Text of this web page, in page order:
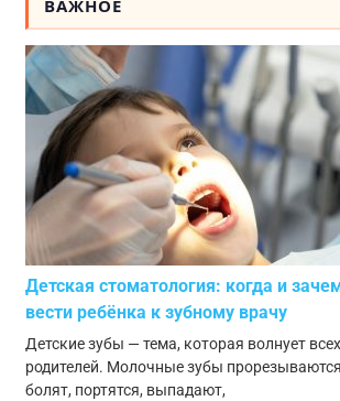
ВАЖНОЕ
Детская стоматология: когда и
вести ребёнка к зубному врачу
Детские зубы — тема, которая волнует всех
родителей. Молочные зубы
болят, портятся, выпадают,